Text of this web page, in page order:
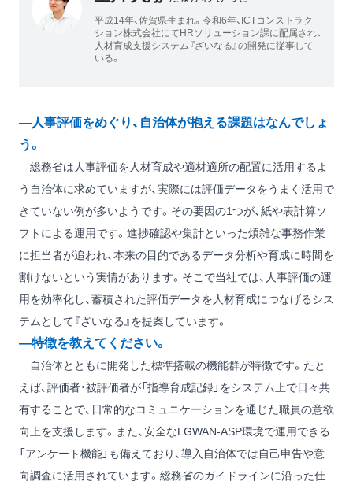
平成14年、佐賀県生まれ。令和6年、ICTコンストラク
ション株式会社にてHRソリューション課に配属され、
人材育成支援システム『ざいなる』の開発に従事して
いる。
―人事評価をめぐり、自治体が抱える課題はなんでしょ
う。
総務省は人事評価を人材育成や適材適所の配置に活用するよ
う自治体に求めていますが、実際には評価データをうまく活用で
きていない例が多いようです。その要因の1つが、紙や表計算ソ
フトによる運用です。進捗確認や集計といった煩雑な事務作業
に担当者が追われ、本来の目的であるデータ分析や育成に時間を
割けないという実情があります。そこで当社では、人事評価の運
用を効率化し、蓄積された評価データを人材育成につなげるシス
テムとして『ざいなる』を提案しています。
―特徴を教えてください。
自治体とともに開発した標準搭載の機能群が特徴です。たと
えば、評価者・被評価者が「指導育成記録」をシステム上で日々共
有することで、日常的なコミュニケーションを通じた職員の意欲
向上を支援します。また、安全なLGWAN-ASP環境で運用できる
「アンケート機能」も備えており、導入自治体では自己申告や意
向調査に活用されています。総務省のガイドラインに沿った仕